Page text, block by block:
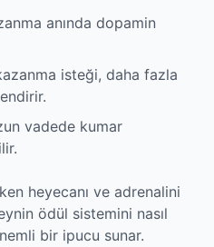
anında dopamin
isteği, daha fazla
vadede kumar
heyecanı ve adrenalini
ödül sistemini nasıl
bir ipucu sunar.